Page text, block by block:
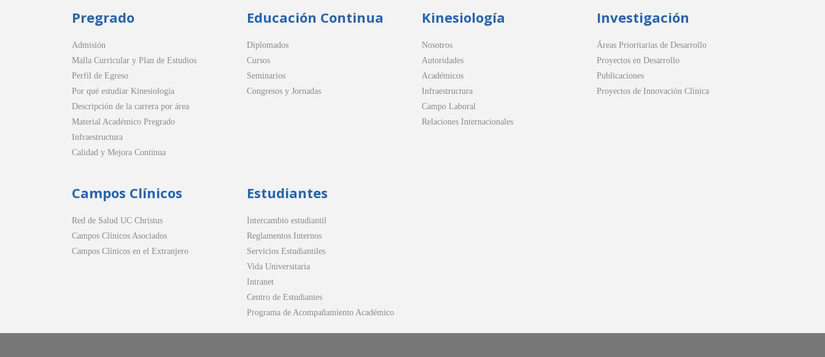
Pregrado
Admisión
Malla Curricular y Plan de Estudios
Perfil de Egreso
Por qué estudiar Kinesiología
Descripción de la carrera por área
Material Académico Pregrado
Infraestructura
Calidad y Mejora Continua
Educación Continua
Diplomados
Cursos
Seminarios
Congresos y Jornadas
Kinesiología
Nosotros
Autoridades
Académicos
Infraestructura
Campo Laboral
Relaciones Internacionales
Investigación
Áreas Prioritarias de Desarrollo
Proyectos en Desarrollo
Publicaciones
Proyectos de Innovación Clínica
Campos Clínicos
Red de Salud UC Christus
Campos Clínicos Asociados
Campos Clínicos en el Extranjero
Estudiantes
Intercambio estudiantil
Reglamentos Internos
Servicios Estudiantiles
Vida Universitaria
Intranet
Centro de Estudiantes
Programa de Acompañamiento Académico